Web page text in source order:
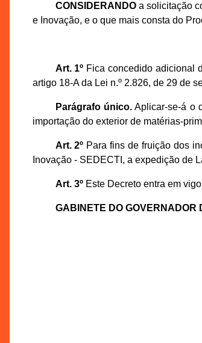
CONSIDERANDOa solicitação
e Inovação, e o que mais consta do
Art. 1º Fica concedido adicional
artigo 18-A da Lei n.º 2.826, de 29 de
Parágrafo único.Aplicar-se-á o
importação do exterior de matérias-
Art. 2º Para fins de fruição dos
Inovação - SEDECTI, a expedição de
Art. 3ºEste Decreto entra em
GABINETE DO GOVERNADOR